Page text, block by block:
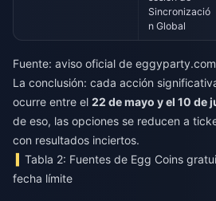
Sincronizació
n Global
Fuente: aviso oficial de
La conclusión: cada acción
ocurre entre el 22 de mayo y el 10 de
de eso, las opciones se reducen a
con resultados inciertos.
Tabla 2: Fuentes de Egg Coins
fecha límite